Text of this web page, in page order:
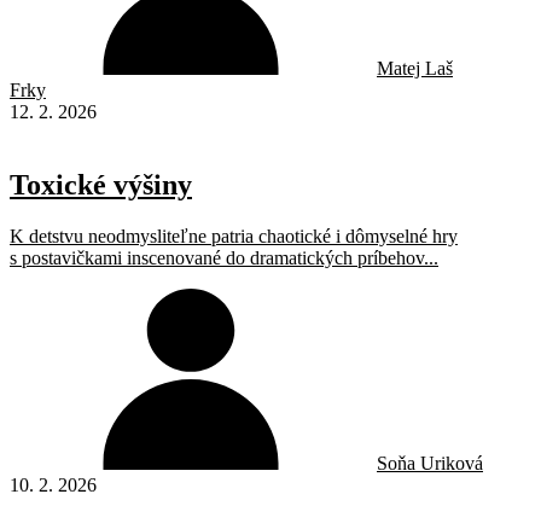
Matej Laš
Frky
12. 2. 2026
Toxické výšiny
K detstvu neodmysliteľne patria chaotické i dômyselné hry
s postavičkami inscenované do dramatických príbehov...
Soňa Uriková
10. 2. 2026